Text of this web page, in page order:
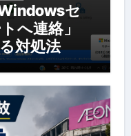
セ
へ連絡」
対処法